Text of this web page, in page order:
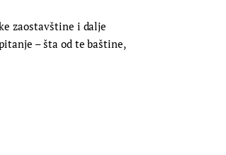
zaostavštine i dalje
– šta od te baštine,